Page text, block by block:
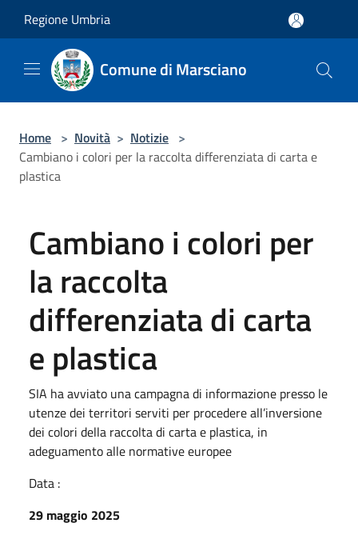
Regione Umbria
Comune di Marsciano
Home > Novità > Notizie >
Cambiano i colori per la raccolta differenziata di carta e
plastica
Cambiano i colori per
la raccolta
differenziata di carta
e plastica
SIA ha avviato una campagna di informazione presso le
utenze dei territori serviti per procedere all’inversione
dei colori della raccolta di carta e plastica, in
adeguamento alle normative europee
Data :
29 maggio 2025